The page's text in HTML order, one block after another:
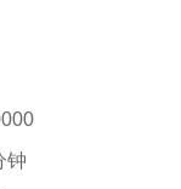
钟